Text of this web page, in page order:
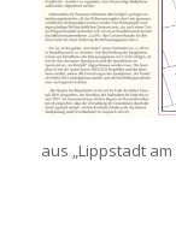
aus „Lippstadt am